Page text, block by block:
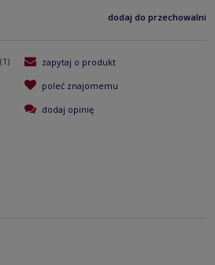
dodaj do przechowalni
zapytaj o produkt
poleć znajomemu
dodaj opinię